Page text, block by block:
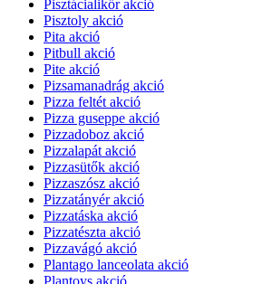
Pisztácialikőr akció
Pisztoly akció
Pita akció
Pitbull akció
Pite akció
Pizsamanadrág akció
Pizza feltét akció
Pizza guseppe akció
Pizzadoboz akció
Pizzalapát akció
Pizzasütők akció
Pizzaszósz akció
Pizzatányér akció
Pizzatáska akció
Pizzatészta akció
Pizzavágó akció
Plantago lanceolata akció
Plantoys akció